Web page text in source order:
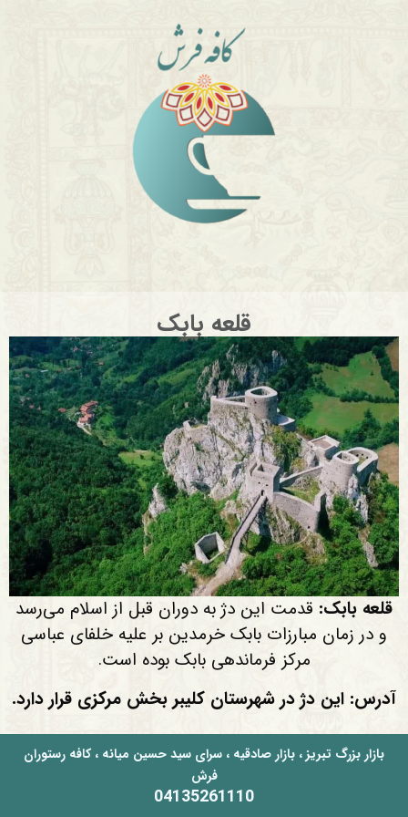
قلعه بابک
قلعه بابک: قدمت این دژ به دوران قبل از اسلام می‌رسد
و در زمان مبارزات بابک خرمدین بر علیه خلفای عباسی
مرکز فرماندهی بابک بوده است.
آدرس: این دژ در شهرستان کلیبر بخش مرکزی قرار دارد.
بازار بزرگ تبریز ، بازار صادقیه ، سرای سید حسین میانه ، کافه رستوران
فرش
04135261110